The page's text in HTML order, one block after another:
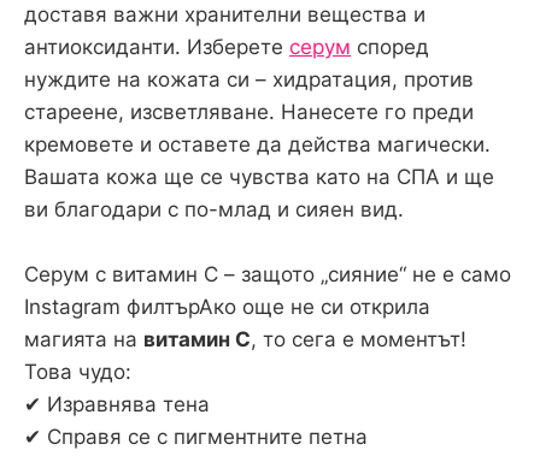
доставя важни хранителни вещества и
антиоксиданти. Изберете серум според
нуждите на кожата си – хидратация, против
стареене, изсветляване. Нанесете го преди
кремовете и оставете да действа магически.
Вашата кожа ще се чувства като на СПА и ще
ви благодари с по-млад и сияен вид.
Серум с витамин C – защото „сияние“ не е само
Instagram филтърАко още не си открила
магията на витамин C, то сега е моментът!
Това чудо:
✔ Изравнява тена
✔ Справя се с пигментните петна